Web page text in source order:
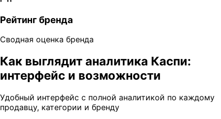
Рейтинг бренда
Сводная оценка бренда
Как выглядит аналитика Каспи:
интерфейс и возможности
Удобный интерфейс с полной аналитикой по каждому
продавцу, категории и бренду